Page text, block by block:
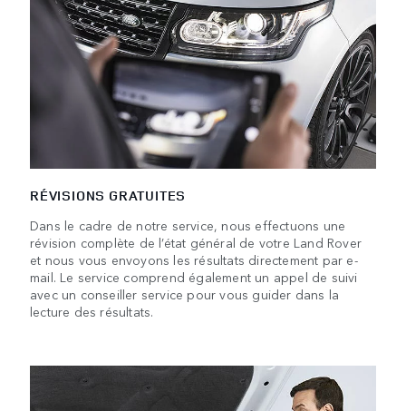
RÉVISIONS GRATUITES
Dans le cadre de notre service, nous effectuons une
révision complète de l’état général de votre Land Rover
et nous vous envoyons les résultats directement par e-
mail. Le service comprend également un appel de suivi
avec un conseiller service pour vous guider dans la
lecture des résultats.